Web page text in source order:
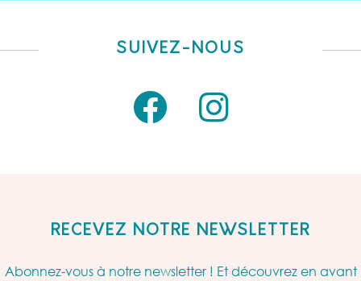
SUIVEZ-NOUS
RECEVEZ NOTRE NEWSLETTER
Abonnez-vous à notre newsletter ! Et découvrez en avant